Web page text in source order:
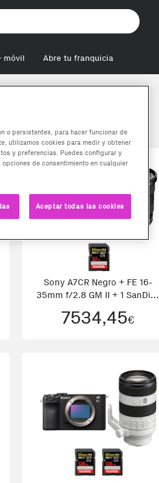
móvil Abre tu franquicia
Sony A7CR Negro + FE 16-
35mm f/2.8 GM II + 1 SanDisk
7534,45€
o persistentes, para hacer funcionar de
utilizamos cookies para medir y obtener
y preferencias. Puedes configurar y
de consentimiento en cualquier
Aceptar todas las cookies